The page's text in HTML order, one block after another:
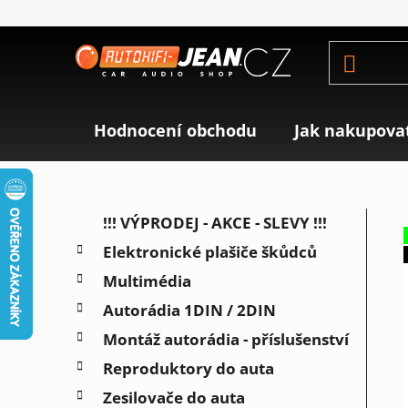
na
Hodnocení obchodu Jak
o
t
r
a
n
n
Přeskočit
t
e
g
o
r
i
e
!!! VÝPRODEJ - AKCE - SLEVY !!!
Elektronické plašiče škůdců
Multimédia
Autorádia 1DIN / 2DIN
Montáž autorádia - příslušenství
Reproduktory do auta
Zesilovače do auta